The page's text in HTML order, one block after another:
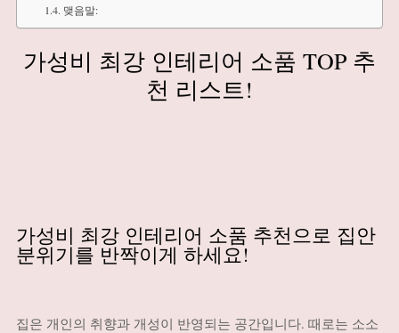
맺음말:
가성비 최강 인테리어 소품 TOP 추
천 리스트!
가성비 최강 인테리어 소품 추천으로 집안
분위기를 반짝이게 하세요!
집은 개인의 취향과 개성이 반영되는 공간입니다. 때로는 소소